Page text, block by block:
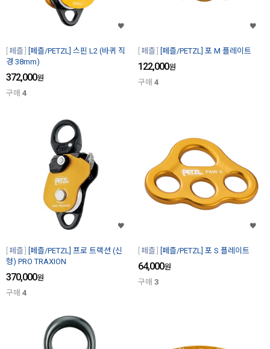
페츨
[페츨/PETZL] 스핀 L2 (바퀴 직
경 38mm)
372,000원
구매 4
페츨 [페츨/PETZL] 포 M 플레이트
122,000원
구매 4
페츨
[페츨/PETZL] 프로 트랙션 (신
형) PRO TRAXION
370,000원
구매 4
페츨 [페츨/PETZL] 포 S 플레이트
64,000원
구매 3